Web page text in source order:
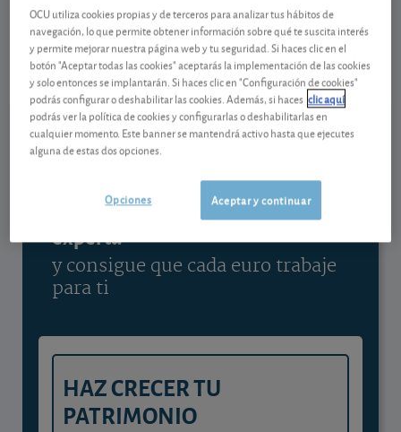
Telecom Italia
IT0005712671
06/08/2026 Milán
7,608 EUR
-
Ver detalladamente
Contenido reservado a SOCIOS
Gestiona tu dinero con visión
experta
y consigue que cada euro trabaje
para ti
HAZ CRECER TU
PATRIMONIO
OCU utiliza cookies propias y de terceros para analizar tus hábitos de
navegación, lo que permite obtener información sobre qué te suscita interés
y permite mejorar nuestra página web y tu seguridad. Si haces clic en el
botón "Aceptar todas las cookies" aceptarás la implementación de las cookies
y solo entonces se implantarán. Si haces clic en "Configuración de cookies"
podrás configurar o deshabilitar las cookies. Además, si haces clic aquí
podrás ver la política de cookies y configurarlas o deshabilitarlas en
cualquier momento. Este banner se mantendrá activo hasta que ejecutes
alguna de estas dos opciones.
Aceptar y continuar
Opciones